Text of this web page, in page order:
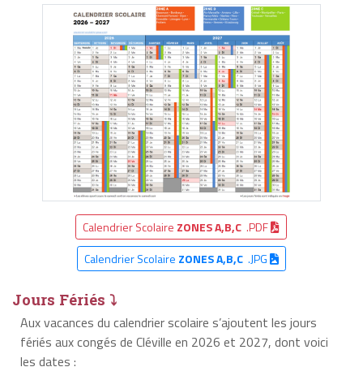
Calendrier Scolaire ZONES A,B,C .PDF
Calendrier Scolaire ZONES A,B,C.JPG
Jours Fériés ⤵
Aux vacances du calendrier scolaire s’ajoutent les jours
fériés aux congés de Cléville en 2026 et 2027, dont voici
les dates :